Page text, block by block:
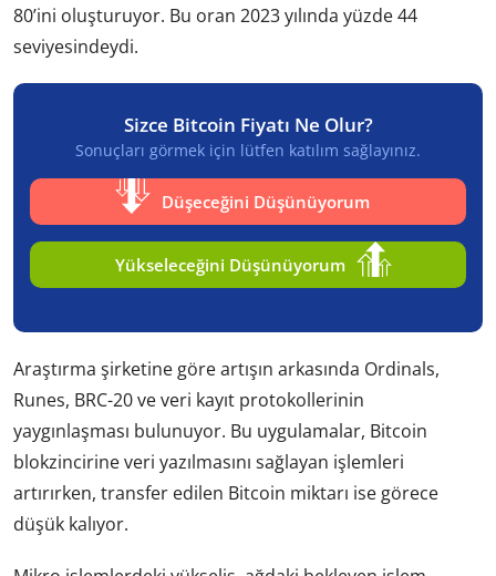
80’ini oluşturuyor. Bu oran 2023 yılında yüzde 44
seviyesindeydi.
Sizce Bitcoin Fiyatı Ne Olur?
Sonuçları görmek için lütfen katılım sağlayınız.
Düşeceğini Düşünüyorum
Yükseleceğini Düşünüyorum
Araştırma şirketine göre artışın arkasında Ordinals,
Runes, BRC-20 ve veri kayıt protokollerinin
yaygınlaşması bulunuyor. Bu uygulamalar, Bitcoin
blokzincirine veri yazılmasını sağlayan işlemleri
artırırken, transfer edilen Bitcoin miktarı ise görece
düşük kalıyor.